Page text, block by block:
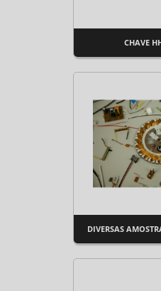
CHAVE
DIVERSAS